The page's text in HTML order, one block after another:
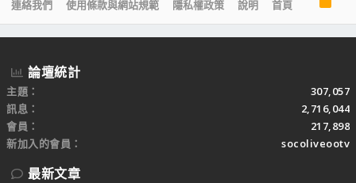
連絡我們
使用條款與網站規範 隱私權政策 說明 首頁
S
論壇統計
主題
307,057
訊息
2,716,044
會員
217,898
新加入的會員
socoliveootv
最新文章